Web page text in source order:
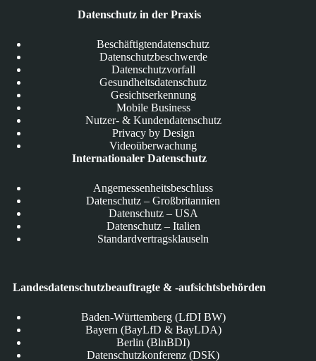
Datenschutz in der Praxis
Beschäftigtendatenschutz
Datenschutzbeschwerde
Datenschutzvorfall
Gesundheitsdatenschutz
Gesichtserkennung
Mobile Business
Nutzer- & Kundendatenschutz
Privacy by Design
Videoüberwachung
Internationaler Datenschutz
Angemessenheitsbeschluss
Datenschutz – Großbritannien
Datenschutz – USA
Datenschutz – Italien
Standardvertragsklauseln
Landesdatenschutzbeauftragte & -aufsichtsbehörden
Baden-Württemberg (LfDI BW)
Bayern (BayLfD & BayLDA)
Berlin (BlnBDI)
Datenschutzkonferenz (DSK)